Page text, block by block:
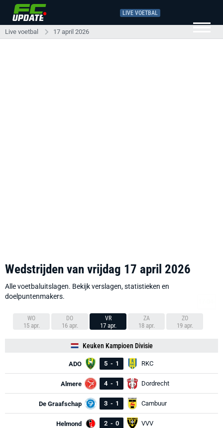
LIVE VOETBAL
Live voetbal 17 april 2026
Wedstrijden van vrijdag 17 april 2026
Alle voetbaluitslagen. Bekijk verslagen, statistieken en
doelpuntenmakers.
WO
15 apr.
DO
16 apr.
VR
17 apr.
ZA
18 apr.
ZO
19 apr.
Keuken Kampioen Divisie
ADO 5 - 1 RKC
Almere 4 - 1 Dordrecht
De Graafschap 3 - 1 Cambuur
Helmond 2 - 0 VVV